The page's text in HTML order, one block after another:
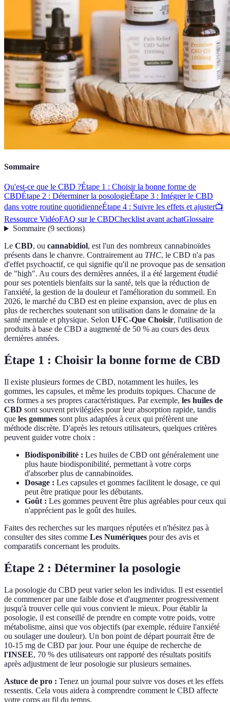
Sommaire
Qu'est-ce que le CBD ?Étape 1 : Choisir la bonne forme de
CBDÉtape 2 : Déterminer la posologieÉtape 3 : Intégrer le CBD
dans votre routine quotidienneÉtape 4 : Suivre les effets et ajuster📺
Ressource VidéoFAQ sur le CBDChecklist avant achatGlossaire
Sommaire(9 sections)
Le CBD, ou cannabidiol, est l'un des nombreux cannabinoïdes
présents dans le chanvre. Contrairement au THC, le CBD n'a pas
d'effet psychoactif, ce qui signifie qu'il ne provoque pas de sensation
de "high". Au cours des dernières années, il a été largement étudié
pour ses potentiels bienfaits sur la santé, tels que la réduction de
l'anxiété, la gestion de la douleur et l'amélioration du sommeil. En
2026, le marché du CBD est en pleine expansion, avec de plus en
plus de recherches soutenant son utilisation dans le domaine de la
santé mentale et physique. Selon UFC-Que Choisir, l'utilisation de
produits à base de CBD a augmenté de 50 % au cours des deux
dernières années.
Étape 1 : Choisir la bonne forme de CBD
Il existe plusieurs formes de CBD, notamment les huiles, les
gommes, les capsules, et même les produits topiques. Chacune de
ces formes a ses propres caractéristiques. Par exemple, les huiles de
CBD sont souvent privilégiées pour leur absorption rapide, tandis
que les gommes sont plus adaptées à ceux qui préfèrent une
méthode discrète. D'après les retours utilisateurs, quelques critères
peuvent guider votre choix :
Biodisponibilité : Les huiles de CBD ont généralement une
plus haute biodisponibilité, permettant à votre corps
d'absorber plus de cannabinoïdes.
Dosage : Les capsules et gommes facilitent le dosage, ce qui
peut être pratique pour les débutants.
Goût : Les gommes peuvent être plus agréables pour ceux qui
n'apprécient pas le goût des huiles.
Faites des recherches sur les marques réputées et n'hésitez pas à
consulter des sites comme Les Numériques pour des avis et
comparatifs concernant les produits.
Étape 2 : Déterminer la posologie
La posologie du CBD peut varier selon les individus. Il est essentiel
de commencer par une faible dose et d'augmenter progressivement
jusqu'à trouver celle qui vous convient le mieux. Pour établir la
posologie, il est conseillé de prendre en compte votre poids, votre
métabolisme, ainsi que vos objectifs (par exemple, réduire l'anxiété
ou soulager une douleur). Un bon point de départ pourrait être de
10-15 mg de CBD par jour. Pour une équipe de recherche de
l'INSEE, 70 % des utilisateurs ont rapporté des résultats positifs
après adjustment de leur posologie sur plusieurs semaines.
Astuce de pro : Tenez un journal pour suivre vos doses et les effets
ressentis. Cela vous aidera à comprendre comment le CBD affecte
votre corps au fil du temps.